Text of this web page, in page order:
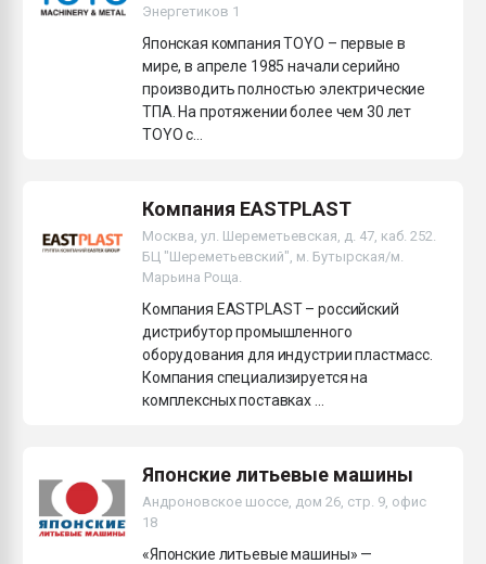
Энергетиков 1
Японская компания TOYO – первые в
мире, в апреле 1985 начали серийно
производить полностью электрические
ТПА. На протяжении более чем 30 лет
TOYO с...
Компания EASTPLAST
Москва, ул. Шереметьевская, д. 47, каб. 252.
БЦ "Шереметьевский", м. Бутырская/м.
Марьина Роща.
Компания EASTPLAST – российский
дистрибутор промышленного
оборудования для индустрии пластмасс.
Компания специализируется на
комплексных поставках ...
Японские литьевые машины
Андроновское шоссе, дом 26, стр. 9, офис
18
«Японские литьевые машины» —